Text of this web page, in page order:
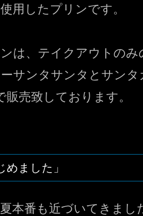
用したプリンです。
は、テイクアウトのみ
サンタサンタとサンタ
売致しております。
めました」
本番も近づいてきまし